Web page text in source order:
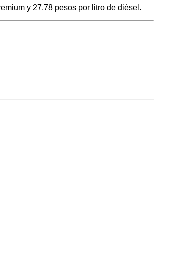
y 27.78 pesos por litro de diésel.